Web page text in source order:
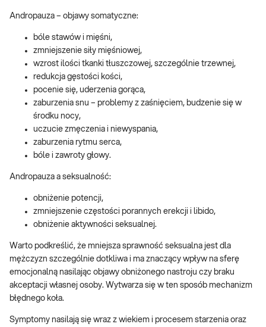
Andropauza – objawy somatyczne:
bóle stawów i mięśni,
zmniejszenie siły mięśniowej,
wzrost ilości tkanki tłuszczowej, szczególnie trzewnej,
redukcja gęstości kości,
pocenie się, uderzenia gorąca,
zaburzenia snu – problemy z zaśnięciem, budzenie się w
środku nocy,
uczucie zmęczenia i niewyspania,
zaburzenia rytmu serca,
bóle i zawroty głowy.
Andropauza a seksualność:
obniżenie potencji,
zmniejszenie częstości porannych erekcji i libido,
obniżenie aktywności seksualnej.
Warto podkreślić, że mniejsza sprawność seksualna jest dla
mężczyzn szczególnie dotkliwa i ma znaczący wpływ na sferę
emocjonalną nasilając objawy obniżonego nastroju czy braku
akceptacji własnej osoby. Wytwarza się w ten sposób mechanizm
błędnego koła.
Symptomy nasilają się wraz z wiekiem i procesem starzenia oraz